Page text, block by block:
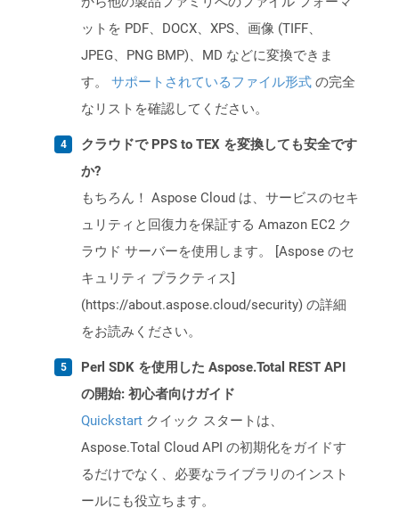
ットを PDF、DOCX、XPS、画像 (TIFF、
JPEG、PNG BMP)、MD などに変換できま
す。 サポートされているファイル形式 の完全
なリストを確認してください。
クラウドで PPS to TEX を変換しても安全です
か?
もちろん！ Aspose Cloud は、サービスのセキ
ュリティと回復力を保証する Amazon EC2 ク
ラウド サーバーを使用します。 [Aspose のセ
キュリティ プラクティス]
(https://about.aspose.cloud/security) の詳細
をお読みください。
Perl SDK を使用した Aspose.Total REST API
の開始: 初心者向けガイド
Quickstart クイック スタートは、
Aspose.Total Cloud API の初期化をガイドす
るだけでなく、必要なライブラリのインスト
ールにも役立ちます。